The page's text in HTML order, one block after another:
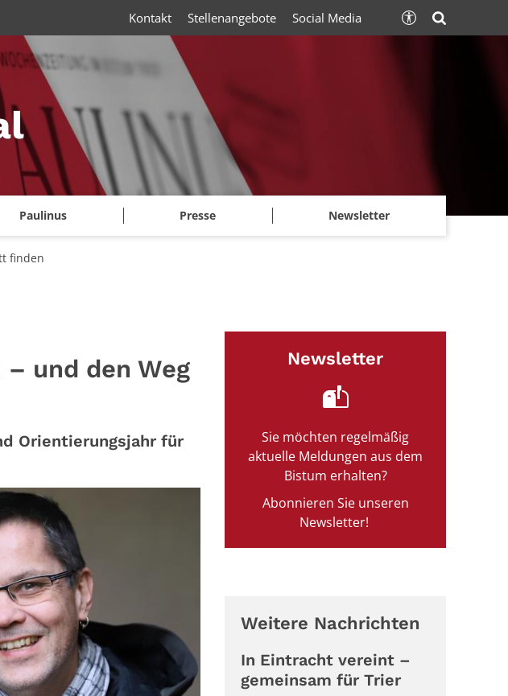
Paulinus Presse Newsletter
Kontakt Stellenangebote Social Media
finden
und den Weg
Orientierungsjahr für
Newsletter
Sie möchten regelmäßig
aktuelle Meldungen aus dem
Bistum erhalten?
Abonnieren Sie unseren
Newsletter!
Weitere Nachrichten
In Eintracht vereint –
gemeinsam für Trier